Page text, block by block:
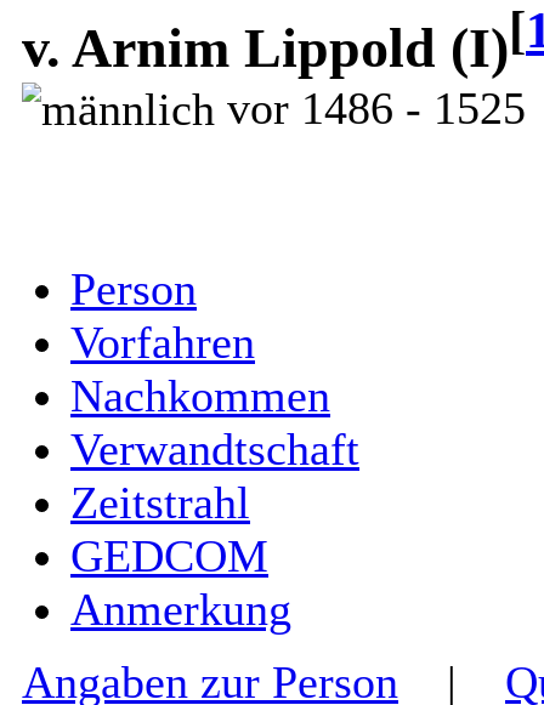
v. Arnim Lippold (I)[
vor 1486 - 1525
Person
Vorfahren
Nachkommen
Verwandtschaft
Zeitstrahl
GEDCOM
Anmerkung
Angaben zur Person |